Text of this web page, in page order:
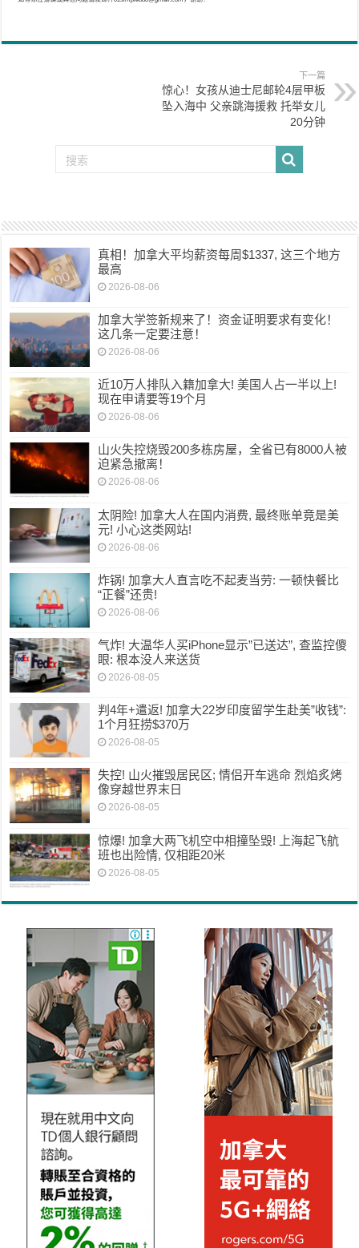
下一篇
惊心！女孩从迪士尼邮轮4层甲板
坠入海中 父亲跳海援救 托举女儿
20分钟
真相！加拿大平均薪资每周$1337, 这三个地方
最高
2026-08-06
加拿大学签新规来了！资金证明要求有变化！
这几条一定要注意！
2026-08-06
近10万人排队入籍加拿大! 美国人占一半以上!
现在申请要等19个月
2026-08-06
山火失控烧毁200多栋房屋，全省已有8000人被
迫紧急撤离！
2026-08-06
太阴险! 加拿大人在国内消费, 最终账单竟是美
元! 小心这类网站!
2026-08-06
炸锅! 加拿大人直言吃不起麦当劳: 一顿快餐比
“正餐”还贵!
2026-08-06
气炸! 大温华人买iPhone显示”已送达”, 查监控傻
眼: 根本没人来送货
2026-08-05
判4年+遣返! 加拿大22岁印度留学生赴美”收钱”:
1个月狂捞$370万
2026-08-05
失控! 山火摧毁居民区; 情侣开车逃命 烈焰炙烤
像穿越世界末日
2026-08-05
惊爆! 加拿大两飞机空中相撞坠毁! 上海起飞航
班也出险情, 仅相距20米
2026-08-05